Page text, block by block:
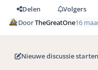
Delen
Volgers
DoorTheGreatOne16
Nieuwe discussie starten